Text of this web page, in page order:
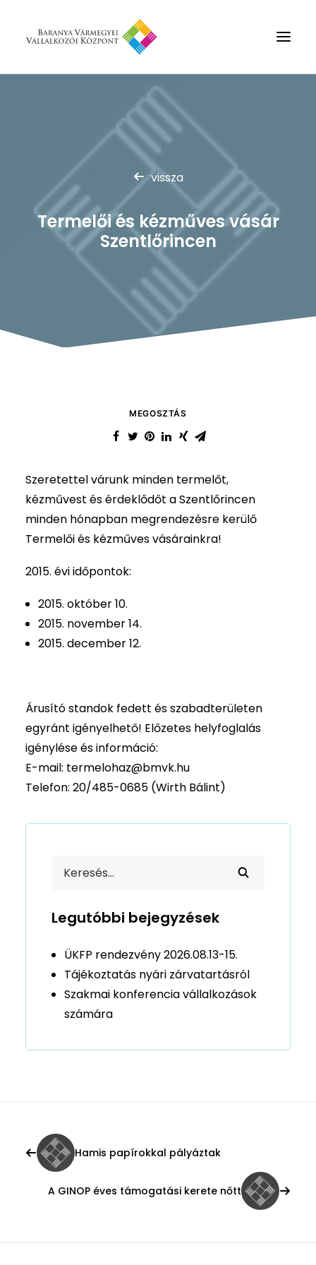
Rólunk
Szolgáltatások
Hírek
Partnerek
Kapcsolat
Keresés
vissza
Termelői és kézműves vásár
Szentlőrincen
MEGOSZTÁS
Szeretettel várunk minden termelőt,
kézművest és érdeklődőt a Szentlőrincen
minden hónapban megrendezésre kerülő
Termelői és kézműves vásárainkra!
2015. évi időpontok:
2015. október 10.
2015. november 14.
2015. december 12.
Árusító standok fedett és szabadterületen
egyránt igényelhető! Előzetes helyfoglalás
igénylése és információ:
E-mail: termelohaz@bmvk.hu
Telefon: 20/485-0685 (Wirth Bálint)
Legutóbbi bejegyzések
ÜKFP rendezvény 2026.08.13-15.
Tájékoztatás nyári zárvatartásról
Szakmai konferencia vállalkozások
számára
Hamis papírokkal pályáztak
A GINOP éves támogatási kerete nőtt